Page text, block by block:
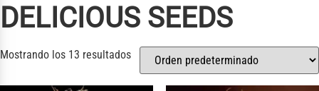
DELICIOUS SEEDS
Mostrando los 13 resultados